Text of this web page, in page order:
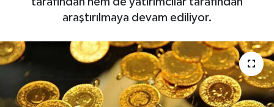
araştırılmaya devam ediliyor.
Magazin
Duyurular
Kadın
Teknoloji
Yerel Haber
Duyurular
Tarım-Gıda
Sektörel